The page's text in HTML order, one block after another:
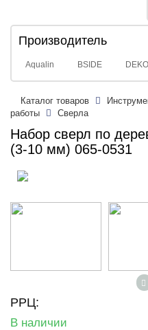
Производитель
Aqualin BSIDE DEKO
Каталог товаров
работы
Сверла
Набор сверл по
(3-10 мм) 065-0531
РРЦ:
В наличии